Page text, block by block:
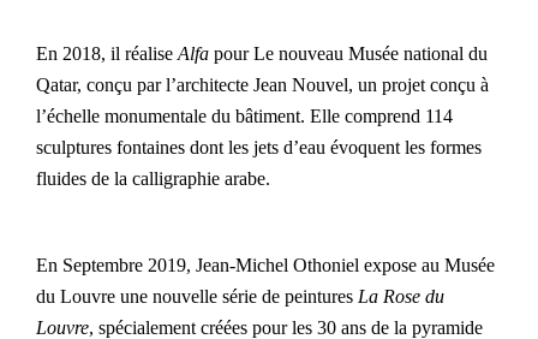
En 2018, il réalise Alfa pour Le nouveau Musée national du
Qatar, conçu par l’architecte Jean Nouvel, un projet conçu à
l’échelle monumentale du bâtiment. Elle comprend 114
sculptures fontaines dont les jets d’eau évoquent les formes
fluides de la calligraphie arabe.
En Septembre 2019, Jean-Michel Othoniel expose au Musée
du Louvre une nouvelle série de peintures La Rose du
Louvre, spécialement créées pour les 30 ans de la pyramide